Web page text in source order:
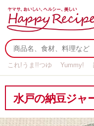
これ!うま!!つゆ Yummy!
水戸の納豆ジャ